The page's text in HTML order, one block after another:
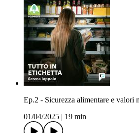
Ep.2 - Sicurezza alimentare e valori
01/04/2025
19 min